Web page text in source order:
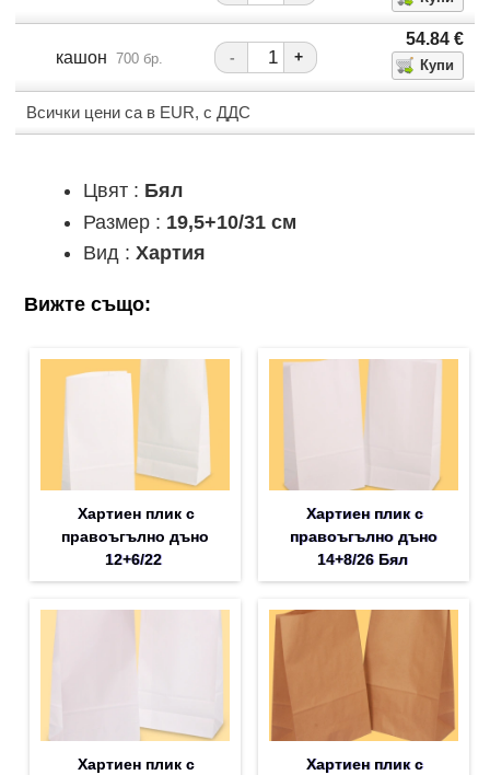
кашон 700 бр. - +
54.84 €
Всички цени са в EUR, с ДДС
Цвят : Бял
Размер : 19,5+10/31 см
Вид : Хартия
Вижте също:
Хартиен плик с
правоъгълно дъно
12+6/22
Хартиен плик с
правоъгълно дъно
14+8/26 Бял
Хартиен плик с
Хартиен плик с